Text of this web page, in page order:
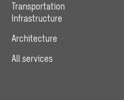
Transportation
Infrastructure
Architecture
All services